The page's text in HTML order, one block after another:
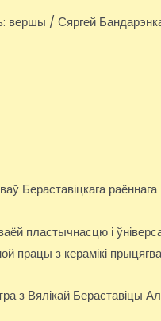
вершы / Сяргей
Бераставіцкага
пластычнасцю і
працы з керамікі
з Вялікай Бераставіцы